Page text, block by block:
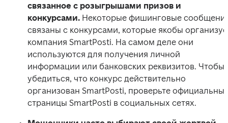
связанное с розыгрышами призов и
конкурсами. Некоторые фишинговые
связаны с конкурсами, которые якобы
компания SmartPosti. На самом деле они
используются для получения личной
информации или банковских реквизитов. Чтобы
убедиться, что конкурс действительно
организован SmartPosti, проверьте
страницы SmartPosti в социальных сетях.